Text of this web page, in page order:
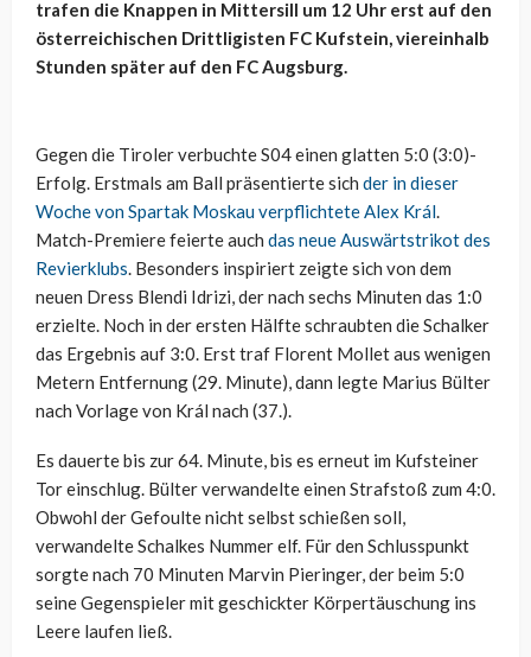
trafen die Knappen in Mittersill um 12 Uhr erst auf den
österreichischen Drittligisten FC Kufstein, viereinhalb
Stunden später auf den FC Augsburg.
Gegen die Tiroler verbuchte S04 einen glatten 5:0 (3:0)-
Erfolg. Erstmals am Ball präsentierte sich der in dieser
Woche von Spartak Moskau verpflichtete Alex Král.
Match-Premiere feierte auch das neue Auswärtstrikot des
Revierklubs. Besonders inspiriert zeigte sich von dem
neuen Dress Blendi Idrizi, der nach sechs Minuten das 1:0
erzielte. Noch in der ersten Hälfte schraubten die Schalker
das Ergebnis auf 3:0. Erst traf Florent Mollet aus wenigen
Metern Entfernung (29. Minute), dann legte Marius Bülter
nach Vorlage von Král nach (37.).
Es dauerte bis zur 64. Minute, bis es erneut im Kufsteiner
Tor einschlug. Bülter verwandelte einen Strafstoß zum 4:0.
Obwohl der Gefoulte nicht selbst schießen soll,
verwandelte Schalkes Nummer elf. Für den Schlusspunkt
sorgte nach 70 Minuten Marvin Pieringer, der beim 5:0
seine Gegenspieler mit geschickter Körpertäuschung ins
Leere laufen ließ.